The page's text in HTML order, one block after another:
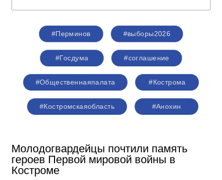
#Перминов #выборы2026
#Госдума #соглашение
#Общественнаяпалата #Кострома
#Костромскаяобласть #Анохин
Молодогвардейцы почтили память
героев Первой мировой войны в
Костроме